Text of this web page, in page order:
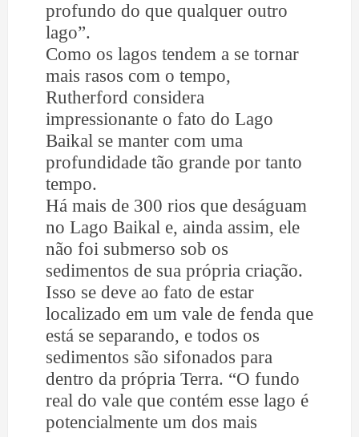
profundo do que qualquer outro
lago”.
Como os lagos tendem a se tornar
mais rasos com o tempo,
Rutherford considera
impressionante o fato do Lago
Baikal se manter com uma
profundidade tão grande por tanto
tempo.
Há mais de 300 rios que deságuam
no Lago Baikal e, ainda assim, ele
não foi submerso sob os
sedimentos de sua própria criação.
Isso se deve ao fato de estar
localizado em um vale de fenda que
está se separando, e todos os
sedimentos são sifonados para
dentro da própria Terra. “O fundo
real do vale que contém esse lago é
potencialmente um dos mais